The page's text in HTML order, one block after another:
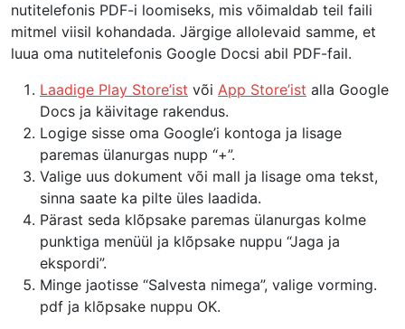
nutitelefonis PDF-i loomiseks, mis võimaldab teil faili
mitmel viisil kohandada. Järgige allolevaid samme, et
luua oma nutitelefonis Google Docsi abil PDF-fail.
Laadige Play Store’ist või App Store’ist alla Google
Docs ja käivitage rakendus.
Logige sisse oma Google’i kontoga ja lisage
paremas ülanurgas nupp “+”.
Valige uus dokument või mall ja lisage oma tekst,
sinna saate ka pilte üles laadida.
Pärast seda klõpsake paremas ülanurgas kolme
punktiga menüül ja klõpsake nuppu “Jaga ja
ekspordi”.
Minge jaotisse “Salvesta nimega”, valige vorming.
pdf ja klõpsake nuppu OK.